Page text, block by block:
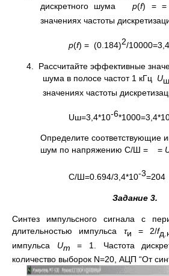
дискретного шумар(f) =
значениях частоты
р(f) = (0.184)2/
4. Рассчитайте эффективные
шума в полосе частот 1 кГц U
значениях частоты
Uш=3,4*10-6
Определите соответствующие
шум по напряжению С/Ш = =
С/Ш=0.694/3,4*10-3=204
Задание 3.
Синтез импульсного сигнала с
длительностью импульса τи = 2/f
импульса Um = 1. Частота
количество выборок N=20, АЦП “От